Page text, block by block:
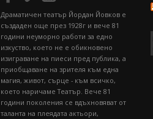
Драматичен театър Йордан Йовков е
създаден още през 1928г и вече 81
години неуморно работи за едно
изкуство, което не е обикновено
изиграване на пиеси пред публика, а
приобщаване на зрителя към една
магия, живот, сърце - към всичко,
което наричаме Театър. Вече 81
години поколения се вдъхновяват от
таланта на плеядата актьори,